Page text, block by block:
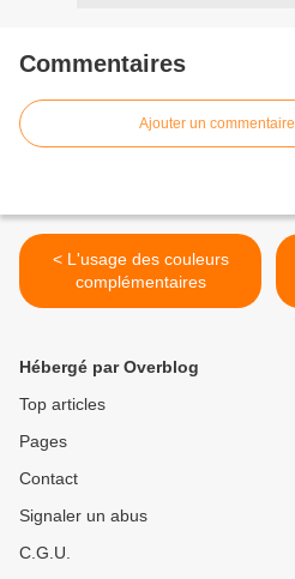
Commentaires
Ajouter un commentaire
< L'usage des couleurs
complémentaires
Hébergé par Overblog
Top articles
Pages
Contact
Signaler un abus
C.G.U.